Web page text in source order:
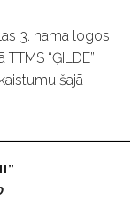
3. nama logos
“ĢILDE”
šajā